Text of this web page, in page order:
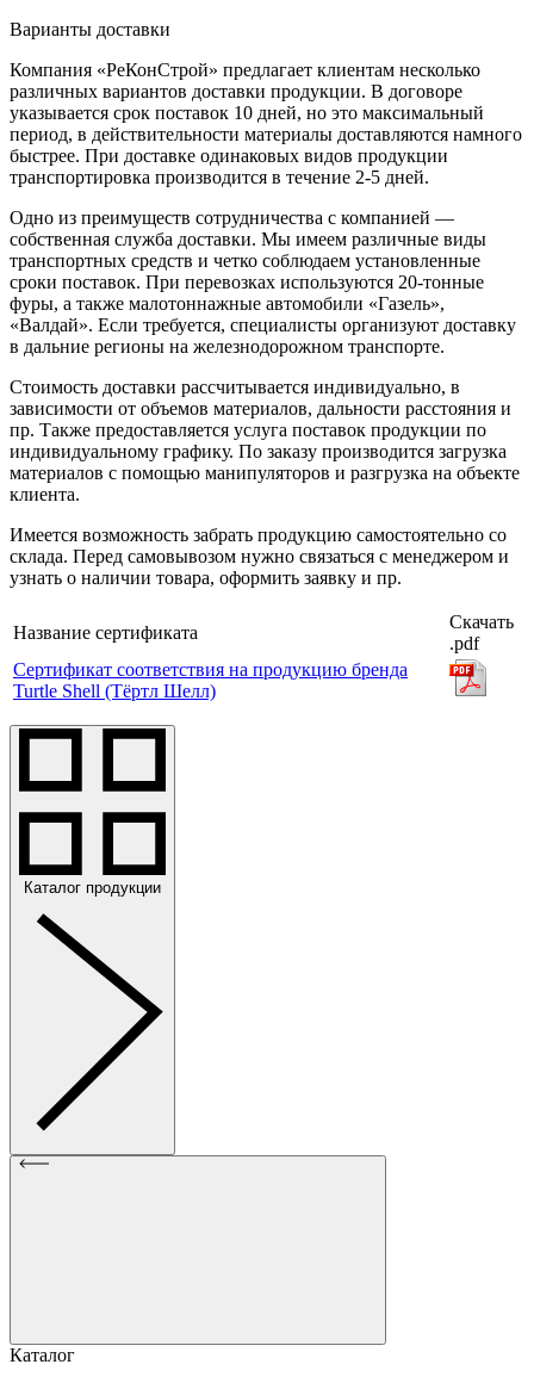
Варианты доставки
Компания «РеКонСтрой» предлагает клиентам несколько
различных вариантов доставки продукции. В договоре
указывается срок поставок 10 дней, но это максимальный
период, в действительности материалы доставляются намного
быстрее. При доставке одинаковых видов продукции
транспортировка производится в течение 2-5 дней.
Одно из преимуществ сотрудничества с компанией —
собственная служба доставки. Мы имеем различные виды
транспортных средств и четко соблюдаем установленные
сроки поставок. При перевозках используются 20-тонные
фуры, а также малотоннажные автомобили «Газель»,
«Валдай». Если требуется, специалисты организуют доставку
в дальние регионы на железнодорожном транспорте.
Стоимость доставки рассчитывается индивидуально, в
зависимости от объемов материалов, дальности расстояния и
пр. Также предоставляется услуга поставок продукции по
индивидуальному графику. По заказу производится загрузка
материалов с помощью манипуляторов и разгрузка на объекте
клиента.
Имеется возможность забрать продукцию самостоятельно со
склада. Перед самовывозом нужно связаться с менеджером и
узнать о наличии товара, оформить заявку и пр.
Название сертификата
Скачать
.pdf
Сертификат соответствия на продукцию бренда
Turtle Shell (Тёртл Шелл)
Каталог продукции
Каталог